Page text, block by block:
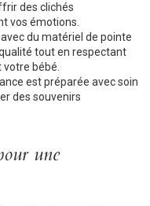
des clichés
vos émotions.
du matériel de pointe
tout en respectant
bébé.
est préparée avec soin
des souvenirs
une